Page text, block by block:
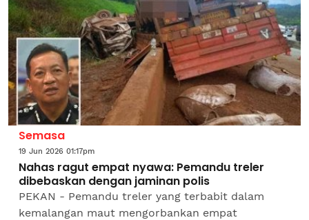
Semasa
19 Jun 2026 01:17pm
Nahas ragut empat nyawa: Pemandu treler
dibebaskan dengan jaminan polis
PEKAN - Pemandu treler yang terbabit dalam
kemalangan maut mengorbankan empat